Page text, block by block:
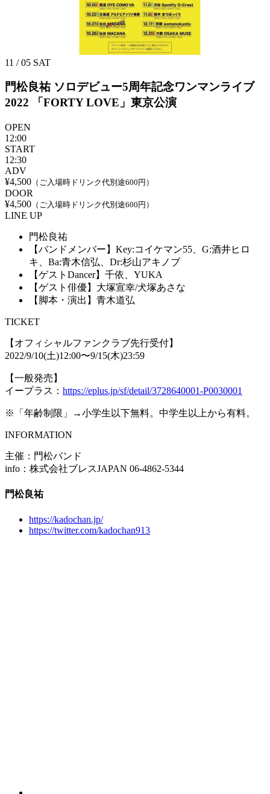
11 / 05 SAT
門松良祐 ソロデビュー5周年記念ワンマンライブ
2022
「FORTY LOVE」東京公演
OPEN
12:00
START
12:30
ADV
¥4,500 （ご入場時ドリンク代別途600円）
DOOR
¥4,500 （ご入場時ドリンク代別途600円）
LINE UP
門松良祐
【バンドメンバー】Key:コイケマン55、G:酒井ヒロ
キ、Ba:青木信弘、Dr:杉山アキノブ
【ゲストDancer】千依、YUKA
【ゲスト俳優】大塚宣幸/犬塚あさな
【脚本・演出】青木道弘
TICKET
【オフィシャルファンクラブ先行受付】
2022/9/10(土)12:00〜9/15(木)23:59
【一般発売】
イープラス： https://eplus.jp/sf/detail/3728640001-P0030001
※「年齢制限」→小学生以下無料。中学生以上から有料。
INFORMATION
主催：門松バンド
info：株式会社ブレスJAPAN 06-4862-5344
門松良祐
https://kadochan.jp/
https://twitter.com/kadochan913